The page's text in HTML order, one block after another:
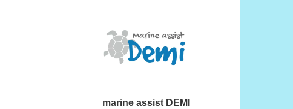
marine assist DEMI